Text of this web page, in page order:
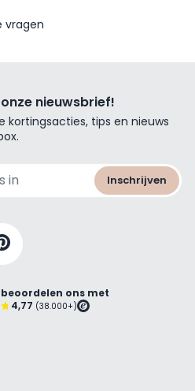
vragen
nieuwsbrief!
kortingsacties, tips en nieuws
Inschrijven
ons met
4,77 (38.000+)